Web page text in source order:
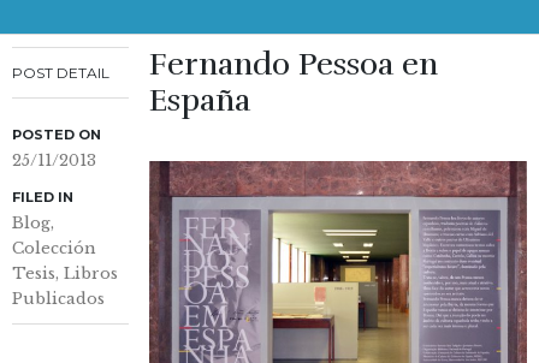
POST DETAIL
POSTED ON
25/11/2013
FILED IN
Blog,
Colección
Tesis, Libros
Publicados
Fernando Pessoa en
España